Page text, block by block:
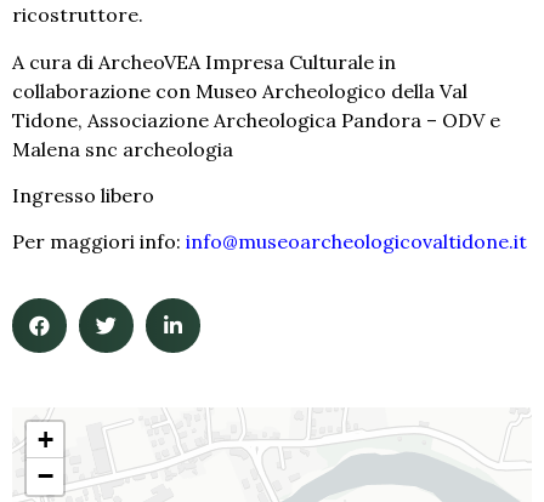
ricostruttore.
A cura di ArcheoVEA Impresa Culturale in
collaborazione con Museo Archeologico della Val
Tidone, Associazione Archeologica Pandora – ODV e
Malena snc archeologia
Ingresso libero
Per maggiori info: info@museoarcheologicovaltidone.it
+
−